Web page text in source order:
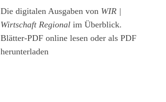
Die digitalen Ausgaben von WIR |
Wirtschaft Regional im Überblick.
Blätter-PDF online lesen oder als PDF
herunterladen